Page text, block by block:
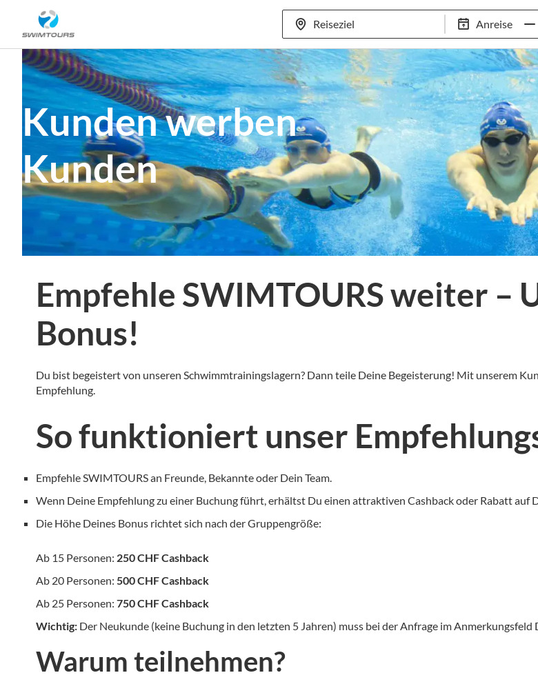
Anreise
Mehr als 80 Standorte 97,8% Weiterempfehlungsrate
Kunden werben
Kunden
Empfehle SWIMTOURS weiter –
Bonus!
Du bist begeistert von unseren Schwimmtrainingslagern? Dann teile Deine Begeisterung! Mit unserem
Empfehlung.
So funktioniert unser
Empfehle SWIMTOURS an Freunde, Bekannte oder Dein Team.
Wenn Deine Empfehlung zu einer Buchung führt, erhältst Du einen attraktiven Cashback oder Rabatt auf
Die Höhe Deines Bonus richtet sich nach der Gruppengröße:
Ab 15 Personen: 250 CHF Cashback
Ab 20 Personen: 500 CHF Cashback
Ab 25 Personen: 750 CHF Cashback
Wichtig: Der Neukunde (keine Buchung in den letzten 5 Jahren) muss bei der Anfrage im Anmerkungsfeld
Warum teilnehmen?